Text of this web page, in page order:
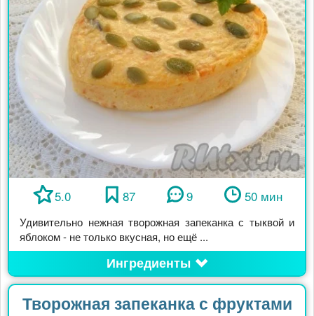
5.0 87 9 50 мин
Удивительно нежная творожная запеканка с тыквой и
яблоком - не только вкусная, но ещё ...
Ингредиенты
Творожная запеканка с фруктами